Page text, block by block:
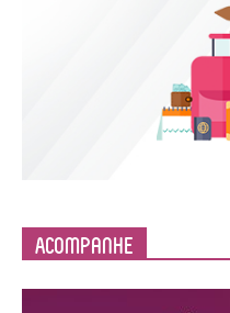
Acompanhe